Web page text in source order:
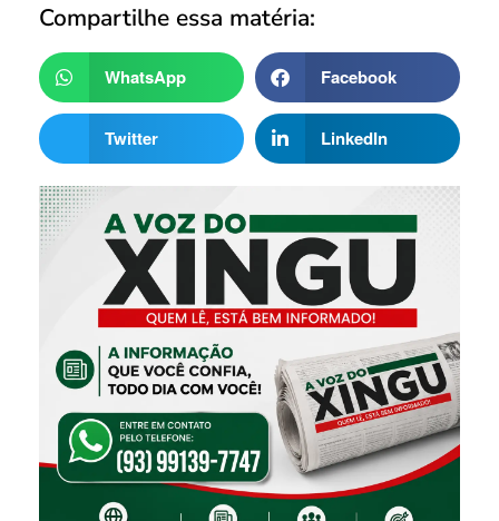
Compartilhe essa matéria:
WhatsApp Facebook
Twitter LinkedIn